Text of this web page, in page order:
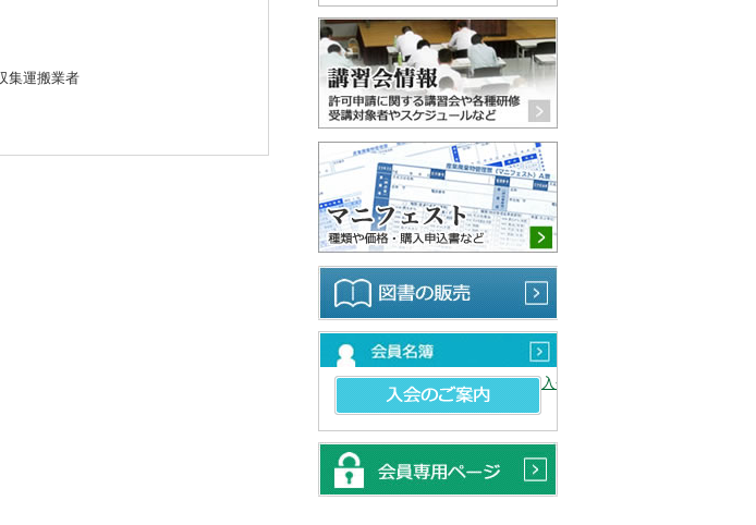
集運搬業者
入会のご案内